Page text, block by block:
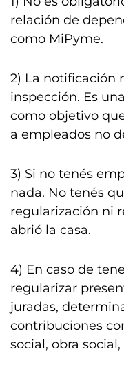
relación de
como MiPyme.
2) La notificación
inspección. Es
como objetivo
a empleados no
3) Si no tenés
nada. No tenés
regularización ni
abrió la casa.
4) En caso de
regularizar
juradas,
contribuciones
social, obra